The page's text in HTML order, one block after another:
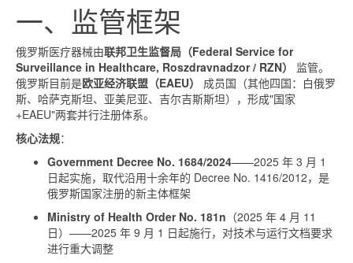
一、监管框架
俄罗斯医疗器械由联邦卫生监督局（Federal Service for
Surveillance in Healthcare, Roszdravnadzor / RZN）
监管。
俄罗斯目前是欧亚经济联盟（EAEU）
成员国（其他四国：白俄罗
斯、哈萨克斯坦、亚美尼亚、吉尔吉斯斯坦），形成"国家
+EAEU"两套并行注册体系。
核心法规：
Government Decree No. 1684/2024——2025 年 3 月 1
日起实施，取代沿用十余年的 Decree No. 1416/2012，是
俄罗斯国家注册的新主体框架
Ministry of Health Order No. 181n （2025 年 4 月 11
日）——2025 年 9 月 1 日起施行，对技术与运行文档要求
进行重大调整